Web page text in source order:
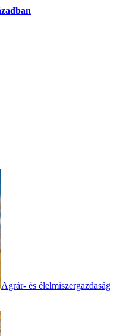
Agrár- és élelmiszergazdaság